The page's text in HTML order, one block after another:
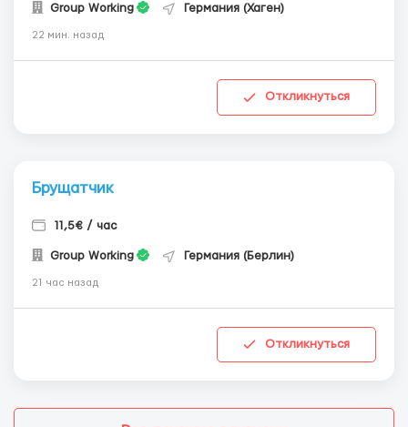
Group Working Германия (Хаген)
22 мин. назад
Откликнуться
Брущатчик
11,5€ / час
Group Working Германия (Берлин)
21 час назад
Откликнуться